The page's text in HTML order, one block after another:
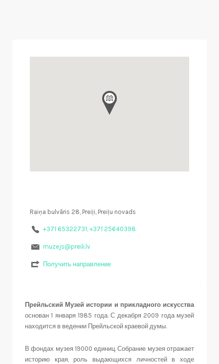
Raiņa bulvāris 28, Preiļi, Preiļu novads
+371 65322731, +371 25640398
muzejs@preili.lv
Получить направление
Прейльский Музей истории и прикладного искусства
основан 1 января 1985 года. С декабря 2009 года музей
находится в ведении Прейльской краевой думы.
В фондах музея 19000 единиц. Собрание музея отражает
историю края, роль выдающихся личностей в ходе